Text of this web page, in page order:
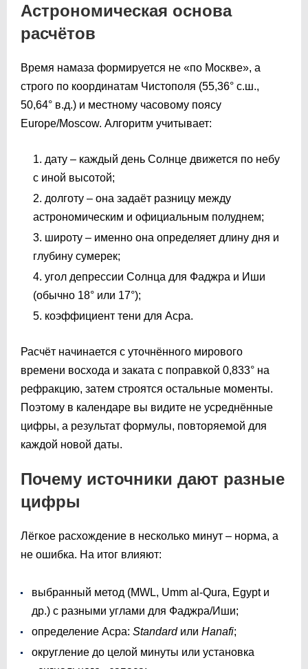
Астрономическая основа
расчётов
Время намаза формируется не «по Москве», а
строго по координатам Чистополя (55,36° с.ш.,
50,64° в.д.) и местному часовому поясу
Europe/Moscow. Алгоритм учитывает:
дату – каждый день Солнце движется по небу
с иной высотой;
долготу – она задаёт разницу между
астрономическим и официальным полуднем;
широту – именно она определяет длину дня и
глубину сумерек;
угол депрессии Солнца для Фаджра и Иши
(обычно 18° или 17°);
коэффициент тени для Асра.
Расчёт начинается с уточнённого мирового
времени восхода и заката с поправкой 0,833° на
рефракцию, затем строятся остальные моменты.
Поэтому в календаре вы видите не усреднённые
цифры, а результат формулы, повторяемой для
каждой новой даты.
Почему источники дают разные
цифры
Лёгкое расхождение в несколько минут – норма, а
не ошибка. На итог влияют:
выбранный метод (MWL, Umm al-Qura, Egypt и
др.) с разными углами для Фаджра/Иши;
определение Асра: Standardили Hanafi;
округление до целой минуты или установка